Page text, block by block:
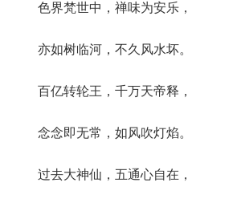
色界梵世中，禅味为安乐，
亦如树临河，不久风水坏。
百亿转轮王，千万天帝释，
念念即无常，如风吹灯焰。
过去大神仙，五通心自在，